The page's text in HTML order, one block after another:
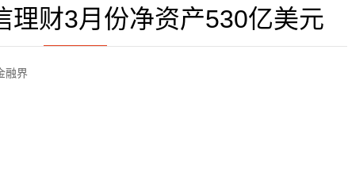
理财3月份净资产530亿美元
融界